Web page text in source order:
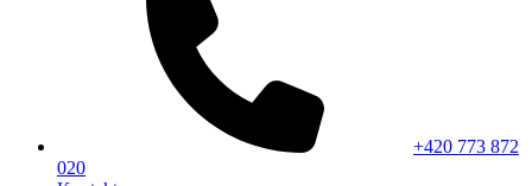
+420 773 872
020